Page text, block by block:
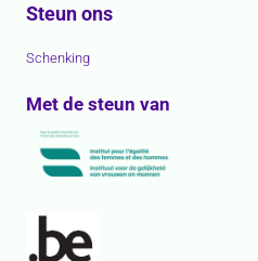
Steun ons
Schenking
Met de steun van